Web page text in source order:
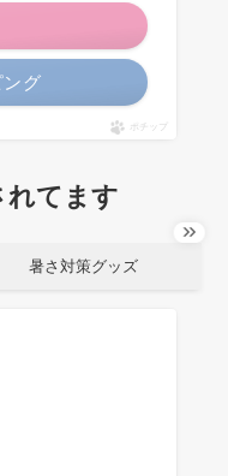
ング
ポチップ
れてます
暑さ対策グッズ